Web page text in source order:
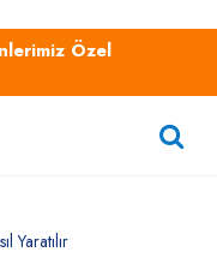
Özel
Yaratılır